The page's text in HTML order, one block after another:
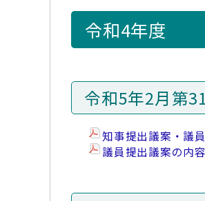
令和4年度
令和5年2月第
知事提出議案・議
議員提出議案の内容